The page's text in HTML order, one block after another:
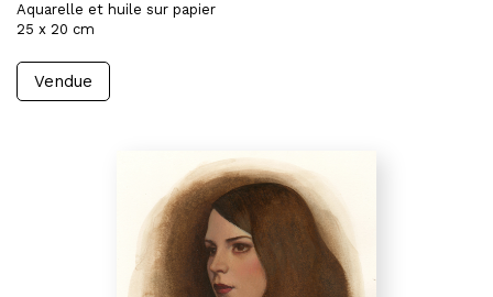
Aquarelle et huile sur papier
25 x 20 cm
Vendue